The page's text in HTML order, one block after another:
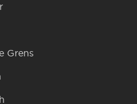
Grens